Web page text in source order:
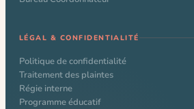
LÉGAL & CONFIDENTIALITÉ
Politique de confidentialité
Traitement des plaintes
Régie interne
Programme éducatif